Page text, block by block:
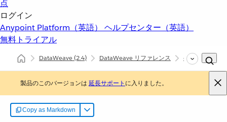
点
ログイン
Anypoint Platform（英語） ヘルプセンター（英語）
無料トライアル
DataWeave(2.4) DataWeave リファレンス dw::core::Arrays
製品のこのバージョンは 延長サポート に入りました。
Copy as Markdown